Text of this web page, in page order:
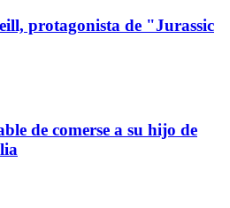
protagonista de "Jurassic
de comerse a su hijo de